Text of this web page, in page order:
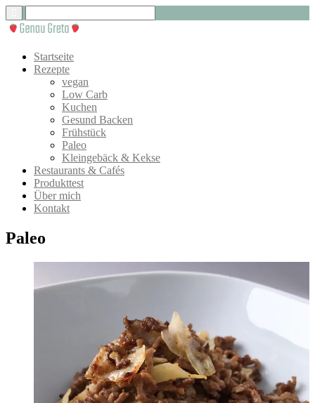
Startseite
Rezepte
vegan
Low Carb
Kuchen
Gesund Backen
Frühstück
Paleo
Kleingebäck & Kekse
Restaurants & Cafés
Produkttest
Über mich
Kontakt
Paleo